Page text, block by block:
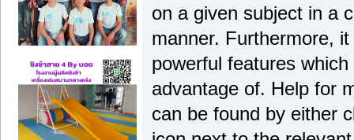
on a given subject in a
manner. Furthermore,
powerful features
advantage of. Help for
can be found by either